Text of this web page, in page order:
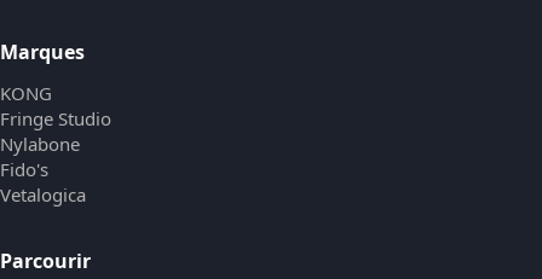
Marques
KONG
Fringe Studio
Nylabone
Fido's
Vetalogica
Parcourir